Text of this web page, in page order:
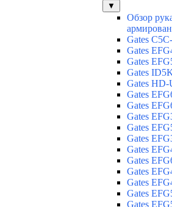
▼
Обзор
Gates
Gates
Gates
Gates
Gates HD-
Gates
Gates
Gates
Gates
Gates
Gates
Gates
Gates
Gates
Gates
Gates